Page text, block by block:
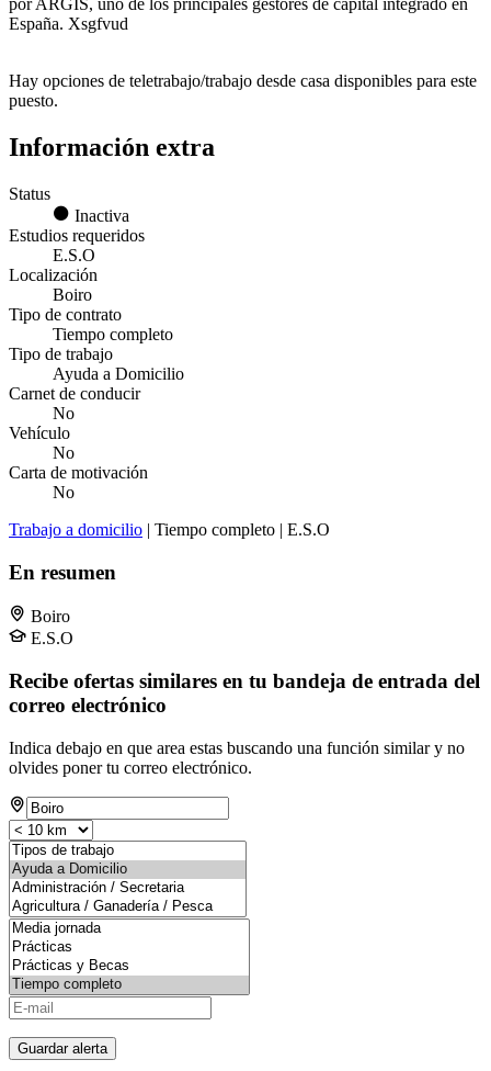
por ARGIS, uno de los principales gestores de capital integrado en
España. Xsgfvud
Hay opciones de teletrabajo/trabajo desde casa disponibles para este
puesto.
Información extra
Status
Inactiva
Estudios requeridos
E.S.O
Localización
Boiro
Tipo de contrato
Tiempo completo
Tipo de trabajo
Ayuda a Domicilio
Carnet de conducir
No
Vehículo
No
Carta de motivación
No
Trabajo a domicilio | Tiempo completo | E.S.O
En resumen
Boiro
E.S.O
Recibe ofertas similares en tu bandeja de entrada del
correo electrónico
Indica debajo en que area estas buscando una función similar y no
olvides poner tu correo electrónico.
Guardar alerta